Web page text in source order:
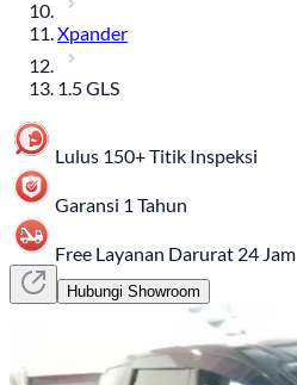
Xpander
1.5 GLS
Lulus 150+ Titik Inspeksi
Garansi 1 Tahun
Free Layanan Darurat 24 Jam
Hubungi Showroom